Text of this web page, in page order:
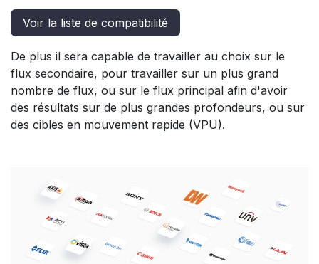
Voir la liste de compatibilité
De plus il sera capable de travailler au choix sur le
flux secondaire, pour travailler sur un plus grand
nombre de flux, ou sur le flux principal afin d'avoir
des résultats sur de plus grandes profondeurs, ou sur
des cibles en mouvement rapide (VPU).